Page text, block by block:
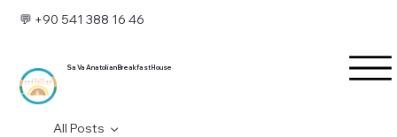
💬 +90 541 388 16 46
Sa Va Anatolian Breakfast House
All Posts